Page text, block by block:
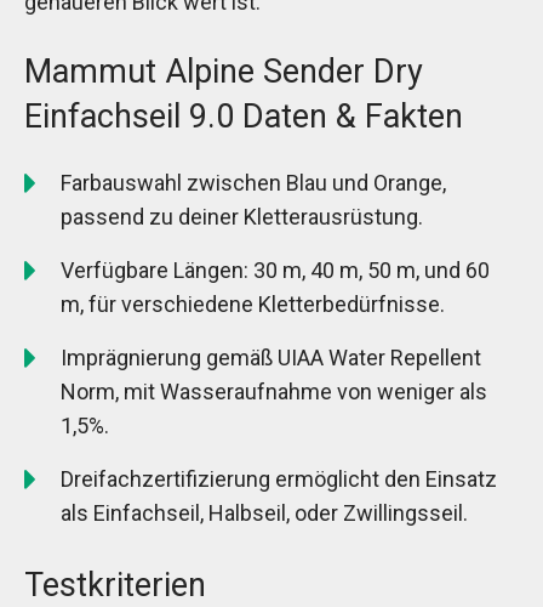
Mammut Alpine Sender Dry
Einfachseil 9.0 Daten & Fakten
Farbauswahl zwischen Blau und Orange,
passend zu deiner Kletterausrüstung.
Verfügbare Längen: 30 m, 40 m, 50 m, und 60
m, für verschiedene Kletterbedürfnisse.
Imprägnierung gemäß UIAA Water Repellent
Norm, mit Wasseraufnahme von weniger als
1,5%.
Dreifachzertifizierung ermöglicht den Einsatz
als Einfachseil, Halbseil, oder Zwillingsseil.
Testkriterien